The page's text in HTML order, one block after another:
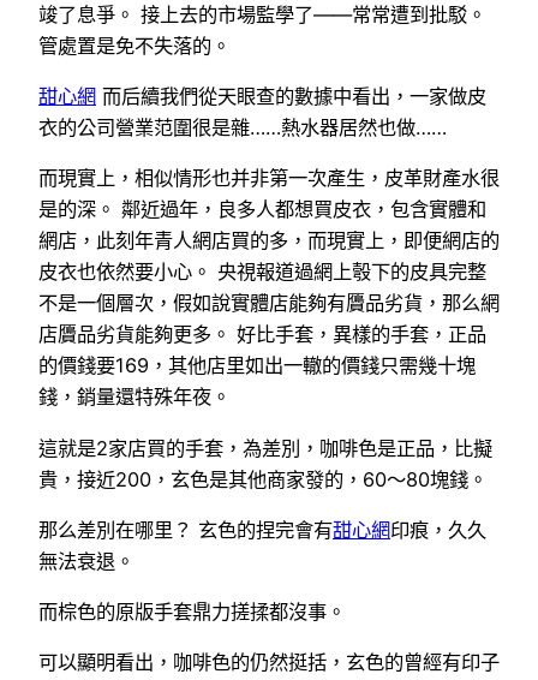
竣了息爭。 接上去的市場監學了——常常遭到批駁。
管處置是免不失落的。
甜心網 而后續我們從天眼查的數據中看出，一家做皮
衣的公司營業范圍很是雜……熱水器居然也做……
而現實上，相似情形也并非第一次產生，皮革財產水很
是的深。 鄰近過年，良多人都想買皮衣，包含實體和
網店，此刻年青人網店買的多，而現實上，即便網店的
皮衣也依然要小心。 央視報道過網上彀下的皮具完整
不是一個層次，假如說實體店能夠有贗品劣貨，那么網
店贗品劣貨能夠更多。 好比手套，異樣的手套，正品
的價錢要169，其他店里如出一轍的價錢只需幾十塊
錢，銷量還特殊年夜。
這就是2家店買的手套，為差別，咖啡色是正品，比擬
貴，接近200，玄色是其他商家發的，60～80塊錢。
那么差別在哪里？ 玄色的捏完會有甜心網印痕，久久
無法衰退。
而棕色的原版手套鼎力搓揉都沒事。
可以顯明看出，咖啡色的仍然挺括，玄色的曾經有印子